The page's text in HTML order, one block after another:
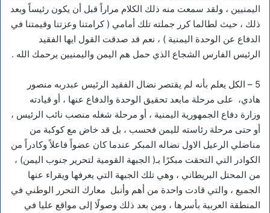
اليمنيين ، ولقد سمعت منه ذلك الكلام مراراً قبل أن يكون رئيساً وبعد
ذلك ، حيث لطالما كرر جملته تلك أمامي ( كرامتنا وعزتنا وقيمتنا في
الدفاع عن الوحدة اليمنية ) ، نعم قد صدقت القول ايها الفقيد
الرئيس الفارس الشجاع الذي حمل هم اليمن واليمنيين يرحمك الله .
5 – الكل يعلم بأنه لم يقتصر نضال الفقيد الرئيس عبدربه منصور
هادي، على مرحلة مابعد تحقيق الوحدة والدفاع عنها ، أو قيادته
وزارة دفاع الجمهورية اليمنية ، أو مرحلة شغله منصب نائب الرئيس ،
أو حتى مرحلة رئاسته لليمن فحسب ، بل قد خاض مع كوكبة من
مناضلي الرعيل الاول نضاله المبكر عندما كان عضواً فاعلاً وكادراً من
الكوادر التي التحقت مبكرًا بـ( الجبهة القومية لتحرير جنوب اليمن) ،
من المحتل البريطاني ، وهي تلك الجبهة التي يعرفها ويقراء عنها
الجميع ، والتي قادت واحدة من أهم وأنبل معارك التحرر الوطني في
المنطقة العربية بأسرها ، ومن بعد ذلك وصولًا إلى مواقع عليا في